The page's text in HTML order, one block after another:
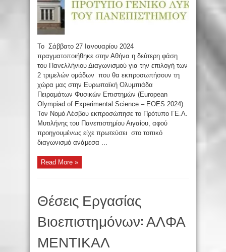
Το Σάββατο 27 Ιανουαρίου 2024
πραγματοποιήθηκε στην Αθήνα η δεύτερη φάση
του Πανελλήνιου Διαγωνισμού για την επιλογή των
2 τριμελών ομάδων που θα εκπροσωπήσουν τη
χώρα μας στην Ευρωπαϊκή Ολυμπιάδα
Πειραμάτων Φυσικών Επιστημών (European
Olympiad of Experimental Science – EOES 2024).
Τον Νομό Λέσβου εκπροσώπησε το Πρότυπο ΓΕ.Λ.
Μυτιλήνης του Πανεπιστημίου Αιγαίου, αφού
προηγουμένως είχε πρωτεύσει στο τοπικό
διαγωνισμό ανάμεσα ...
Read More »
Θέσεις Εργασίας
Βιοεπιστημόνων: ΑΛΦΑ
ΜΕΝΤΙΚΑΛ